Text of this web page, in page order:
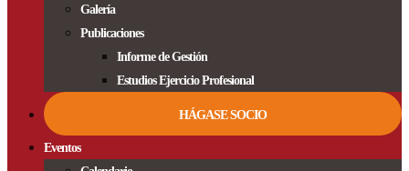
Galería
Publicaciones
Informe de Gestión
Estudios Ejercicio Profesional
HÁGASE SOCIO
Eventos